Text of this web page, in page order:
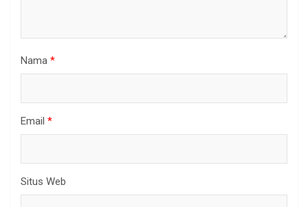
Nama *
Email *
Situs Web